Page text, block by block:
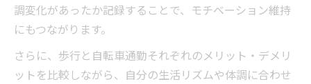
調変化があったか記録することで、モチベーション維持
にもつながります。
さらに、歩行と自転車通勤それぞれのメリット・デメリ
ットを比較しながら、自分の生活リズムや体調に合わせ